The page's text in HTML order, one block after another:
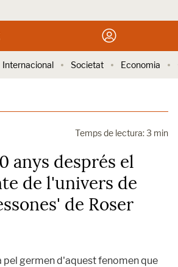
Internacional Societat Economia
Temps de lectura: 3 min
anys després el
de l'univers de
de Roser
pel germen d'aquest fenomen que